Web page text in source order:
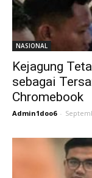
NASIONAL
Kejagung
sebagai
Chromebook
Admin1doo6 -